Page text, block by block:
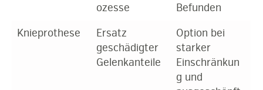
ozesse
Befunden
Knieprothese
Ersatz
geschädigter
Gelenkanteile
Option bei
starker
Einschränkun
g und